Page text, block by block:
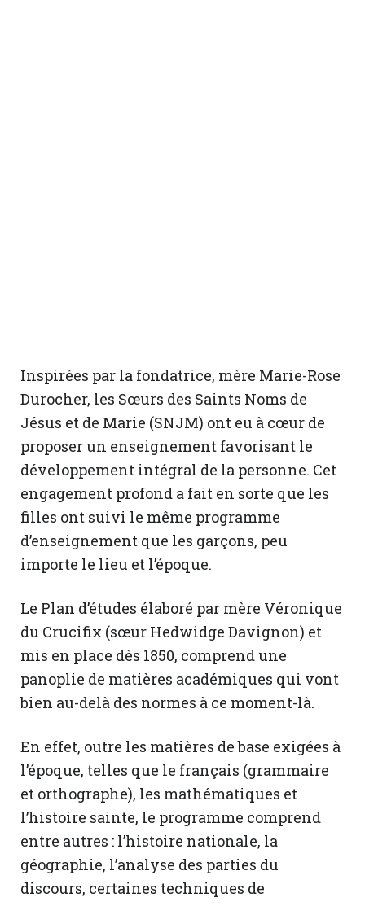
Inspirées par la fondatrice, mère Marie-Rose
Durocher, les Sœurs des Saints Noms de
Jésus et de Marie (SNJM) ont eu à cœur de
proposer un enseignement favorisant le
développement intégral de la personne. Cet
engagement profond a fait en sorte que les
filles ont suivi le même programme
d’enseignement que les garçons, peu
importe le lieu et l’époque.
Le Plan d’études élaboré par mère Véronique
du Crucifix (sœur Hedwidge Davignon) et
mis en place dès 1850, comprend une
panoplie de matières académiques qui vont
bien au-delà des normes à ce moment-là.
En effet, outre les matières de base exigées à
l’époque, telles que le français (grammaire
et orthographe), les mathématiques et
l’histoire sainte, le programme comprend
entre autres : l’histoire nationale, la
géographie, l’analyse des parties du
discours, certaines techniques de